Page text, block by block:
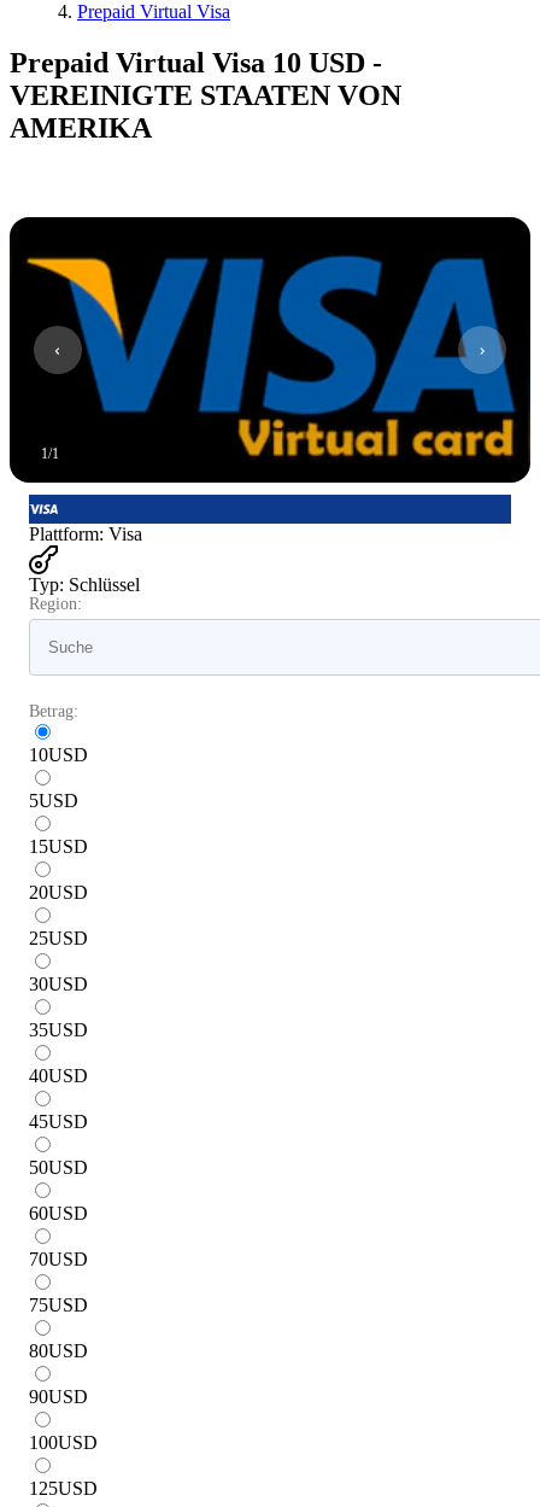
Prepaid Virtual Visa
Prepaid Virtual Visa 10 USD -
VEREINIGTE STAATEN VON
AMERIKA
1/1
Plattform: Visa
Typ: Schlüssel
Region:
Betrag:
10USD
5USD
15USD
20USD
25USD
30USD
35USD
40USD
45USD
50USD
60USD
70USD
75USD
80USD
90USD
100USD
125USD